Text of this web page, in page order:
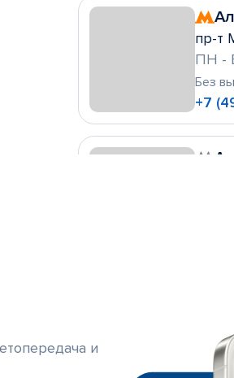
пр-т
ПН -
Без
+7
ПН -
СБ,
и